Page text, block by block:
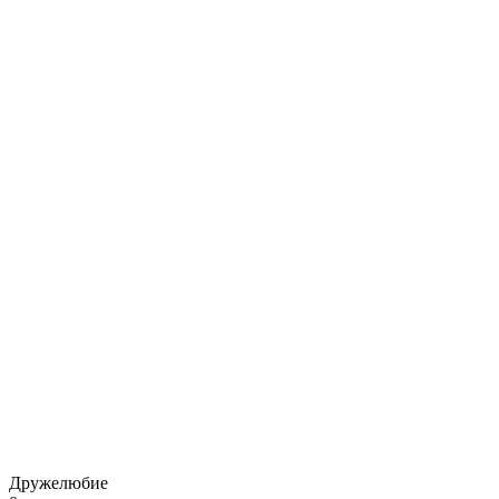
Дружелюбие